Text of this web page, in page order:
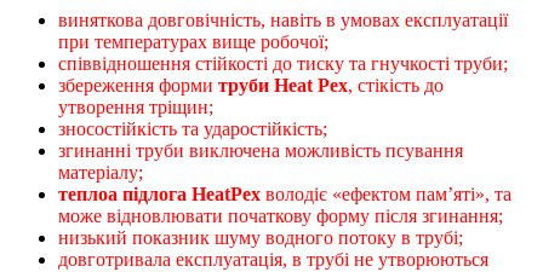
виняткова довговічність, навіть в умовах експлуатації
при температурах вище робочої;
співвідношення стійкості до тиску та гнучкості труби;
збереження форми труби Heat Pex, стікість до
утворення тріщин;
зносостійкість та ударостійкість;
згинанні труби виключена можливість псування
матеріалу;
теплоa підлогa HeatPex володіє «ефектом пам’яті», та
може відновлювати початкову форму після згинання;
низький показник шуму водного потоку в трубі;
довготривала експлуатація, в трубі не утворюються